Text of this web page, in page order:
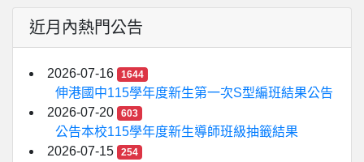
近月內熱門公告
2026-07-16 1644
伸港國中115學年度新生第一次S型編班結果公告
2026-07-20
603
公告本校115學年度新生導師班級抽籤結果
2026-07-15
254